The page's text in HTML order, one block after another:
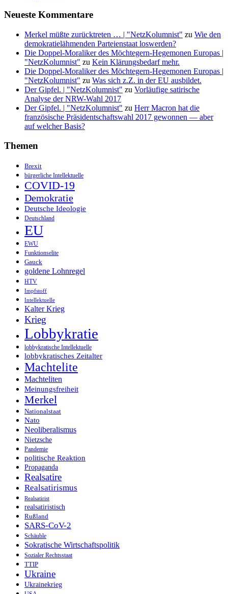
Neueste Kommentare
Merkel müßte zurücktreten … | "NetzKolumnist" zu Wie den
demokratielähmenden Parteienstaat loswerden?
Die Doppel-Moraliker des Möchtegern-Hegemonen Europas |
"NetzKolumnist" zu Kein Klärungsbedarf mehr.
Die Doppel-Moraliker des Möchtegern-Hegemonen Europas |
"NetzKolumnist" zu Was sich z.Z. in der EU ausbildet.
Der Gipfel. | "NetzKolumnist" zu Vorläufige satirische
Analyse der NRW-Wahl 2017
Der Gipfel. | "NetzKolumnist" zu Herr Macron hat die
französische Präsidentschaftswahl 2017 gewonnen — aber
auf welcher Basis?
Themen
Brexit
bürgerliche Intellektuelle
COVID-19
Demokratie
Deutsche Ideologie
Deutschland
EU
EWU
Funktionselite
Gauck
goldene Lohnregel
HTV
Impfstoff
Intellektuelle
Kalter Krieg
Krieg
Lobbykratie
lobbykratische Intellektuelle
lobbykratisches Zeitalter
Machtelite
Machteliten
Meinungsfreiheit
Merkel
Nationalstaat
Nato
Neoliberalismus
Nietzsche
Pandemie
politische Reaktion
Propaganda
Realsatire
Realsatirismus
Realsatirist
realsatiristisch
Rußland
SARS-CoV-2
Schäuble
Sokratische Wirtschaftspolitik
Sozialer Rechtsstaat
TTIP
Ukraine
Ukrainekrieg